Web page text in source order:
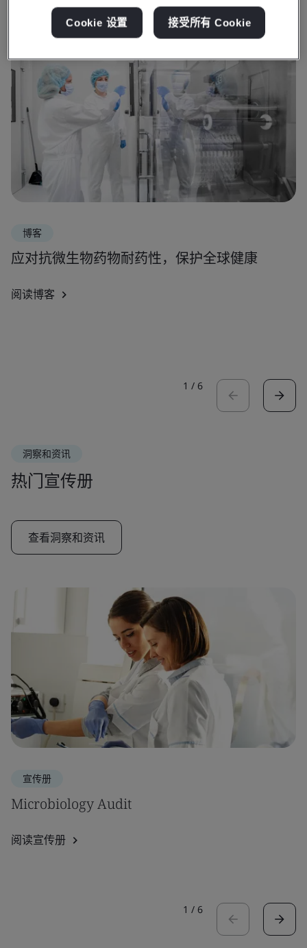
博客
应对抗微生物药物耐药性，保护全球健康
阅读博客
1 / 6
洞察和资讯
热门宣传册
查看洞察和资讯
宣传册
Microbiology Audit
阅读宣传册
1 / 6
Cookie 设置 接受所有 Cookie